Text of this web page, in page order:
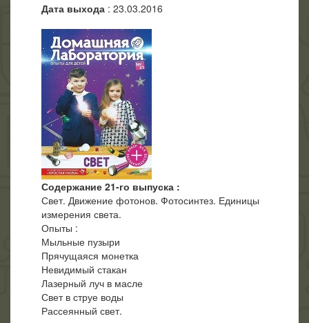
Дата выхода : 23.03.2016
Содержание 21-го выпуска :
Свет. Движение фотонов. Фотосинтез. Единицы
измерения света.
Опыты :
Мыльные пузыри
Прячущаяся монетка
Невидимый стакан
Лазерный луч в масле
Свет в струе воды
Рассеянный свет.